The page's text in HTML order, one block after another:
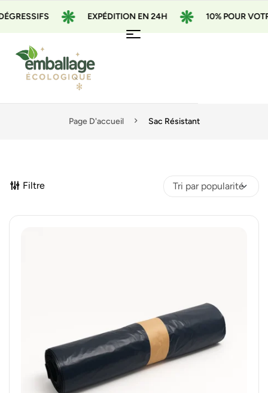
EXPÉDITION EN 24H 10% POUR
Page D'accueil Sac Résistant
Filtre